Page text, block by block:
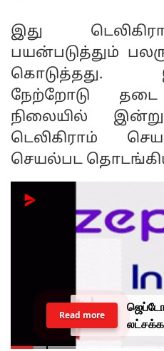
இது
பயன்படுத்தும்
கொடுத்தது.
நேற்றோடு தடை
நிலையில்
டெலிகிராம்
செயல்பட
Read more